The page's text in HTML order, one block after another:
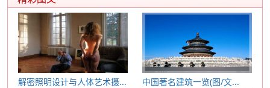
解密照明设计与人体艺术摄... 中国著名建筑一览(图/文...